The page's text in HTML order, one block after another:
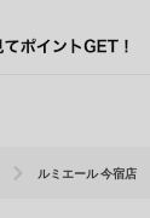
ルミエール 今宿店